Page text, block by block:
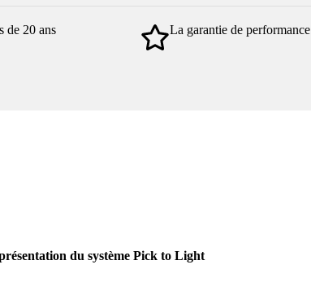
de 20 ans La garantie de
du système Pick to Light